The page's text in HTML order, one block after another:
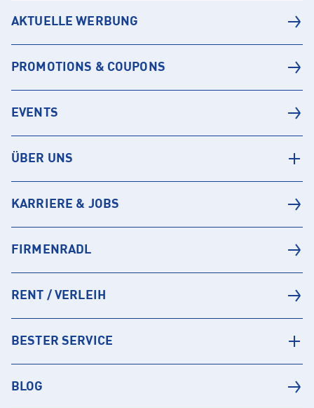
AKTUELLE WERBUNG
PROMOTIONS & COUPONS
EVENTS
ÜBER UNS
KARRIERE & JOBS
FIRMENRADL
RENT / VERLEIH
BESTER SERVICE
BLOG